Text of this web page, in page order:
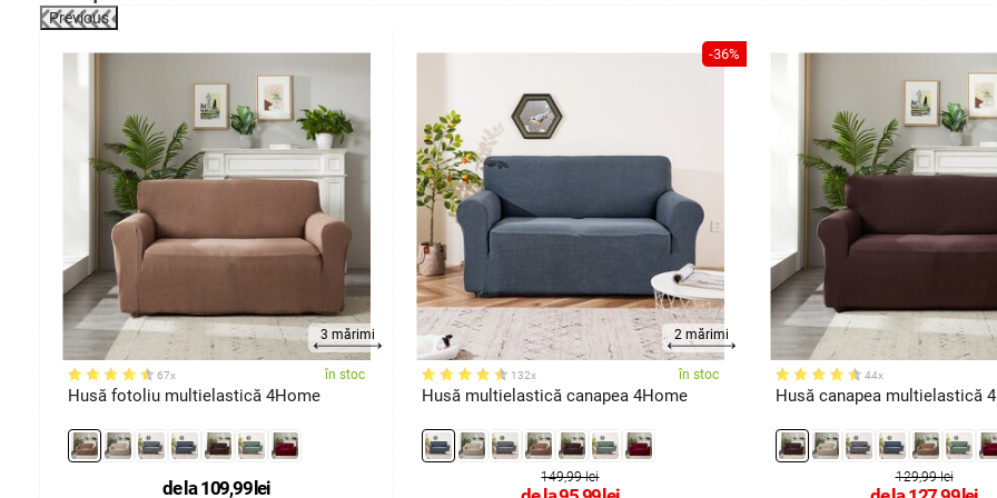
Previous
3 mărimi
67x în stoc
Husă fotoliu multielastică 4Home
de la109,99lei
-36%
2 mărimi
132x în stoc
Husă multielastică canapea 4Home
149,99 lei
44x
Husă canapea multielastică
129,99 lei